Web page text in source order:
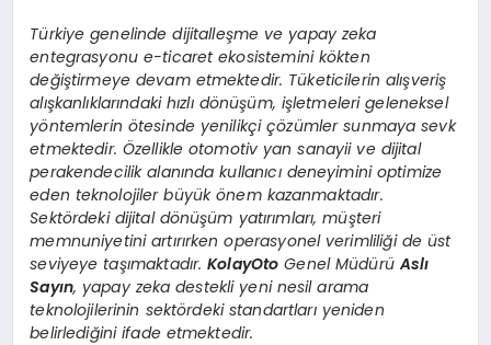
Türkiye genelinde dijitalleşme ve yapay zeka
entegrasyonu e-ticaret ekosistemini kökten
değiştirmeye devam etmektedir. Tüketicilerin alışveriş
alışkanlıklarındaki hızlı dönüşüm, işletmeleri geleneksel
yöntemlerin ötesinde yenilikçi çözümler sunmaya sevk
etmektedir. Özellikle otomotiv yan sanayii ve dijital
perakendecilik alanında kullanıcı deneyimini optimize
eden teknolojiler büyük önem kazanmaktadır.
Sektördeki dijital dönüşüm yatırımları, müşteri
memnuniyetini artırırken operasyonel verimliliği de üst
seviyeye taşımaktadır.KolayOto Genel MüdürüAslı
Sayın, yapay zeka destekli yeni nesil arama
teknolojilerinin sektördeki standartları yeniden
belirlediğini ifade etmektedir.